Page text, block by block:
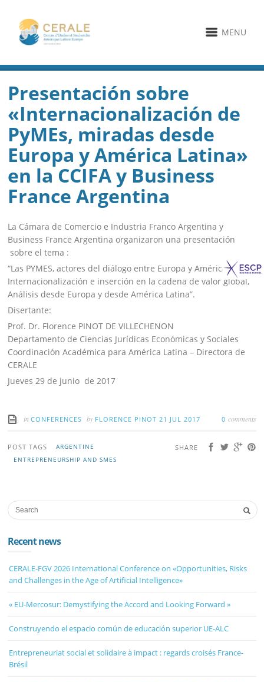
MENU
Presentación sobre
«Internacionalización de
PyMEs, miradas desde
Europa y América Latina»
en la CCIFA y Business
France Argentina
La Cámara de Comercio e Industria Franco Argentina y
Business France Argentina organizaron una presentación
sobre el tema :
“Las PYMES, actores del diálogo entre Europa y América Latina,
Internacionalización e inserción en la cadena de valor global,
Análisis desde Europa y desde América Latina”.
Disertante:
Prof. Dr. Florence PINOT DE VILLECHENON
Departamento de Ciencias Jurídicas Económicas y Sociales
Coordinación Académica para América Latina – Directora de
CERALE
Jueves 29 de junio de 2017
inCONFERENCES by FLORENCE PINOT 21 JUL 2017 0 comments
SHARE
POST TAGS
ARGENTINE
ENTREPRENEURSHIP AND SMES
Recent news
CERALE-FGV 2026 International Conference on «Opportunities, Risks
and Challenges in the Age of Artificial Intelligence»
« EU-Mercosur: Demystifying the Accord and Looking Forward »
Construyendo el espacio común de educación superior UE-ALC
Entrepreneuriat social et solidaire à impact : regards croisés France-
Brésil